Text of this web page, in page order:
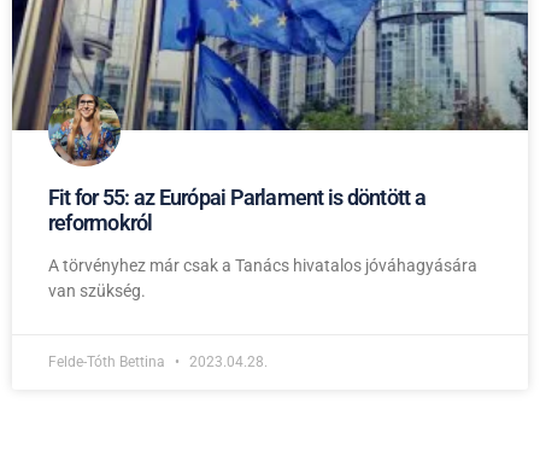
Fit for 55: az Európai Parlament is döntött a
reformokról
A törvényhez már csak a Tanács hivatalos jóváhagyására
van szükség.
Felde-Tóth Bettina 2023.04.28.